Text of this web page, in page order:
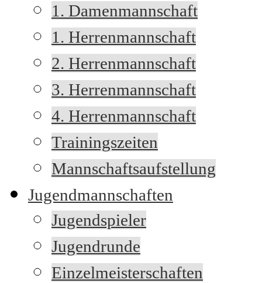
1. Damenmannschaft
1. Herrenmannschaft
2. Herrenmannschaft
3. Herrenmannschaft
4. Herrenmannschaft
Trainingszeiten
Mannschaftsaufstellung
Jugendmannschaften
Jugendspieler
Jugendrunde
Einzelmeisterschaften